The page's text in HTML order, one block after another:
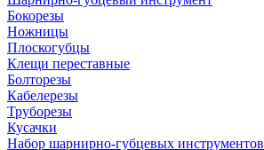
Бокорезы
Ножницы
Плоскогубцы
Клещи переставные
Болторезы
Кабелерезы
Труборезы
Кусачки
Набор шарнирно-губцевых инструментов